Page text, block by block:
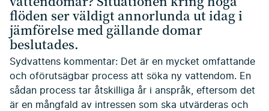
flöden ser väldigt annorlunda ut idag i
jämförelse med gällande domar
beslutades.
Sydvattens kommentar: Det är en mycket omfattande
och oförutsägbar process att söka ny vattendom. En
sådan process tar åtskilliga år i anspråk, eftersom det
är en mångfald av intressen som ska utvärderas och